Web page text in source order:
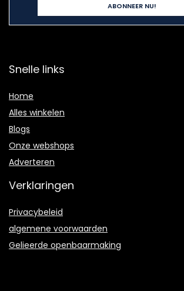
Snelle links
Home
Alles winkelen
Blogs
Onze webshops
Adverteren
Verklaringen
Privacybeleid
algemene voorwaarden
Gelieerde openbaarmaking